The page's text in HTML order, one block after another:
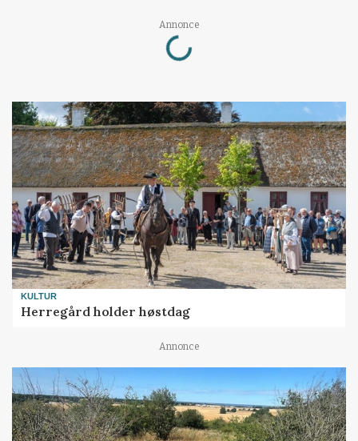
Annonce
Loading...
KULTUR
Herregård holder høstdag
Annonce